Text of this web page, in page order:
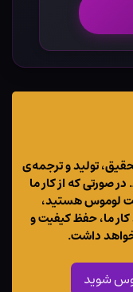
تولید و ترجمه‌ی
صورتی که از کار ما
لوموس هستید،
ما، حفظ کیفیت و
خواهد داشت.
شوید